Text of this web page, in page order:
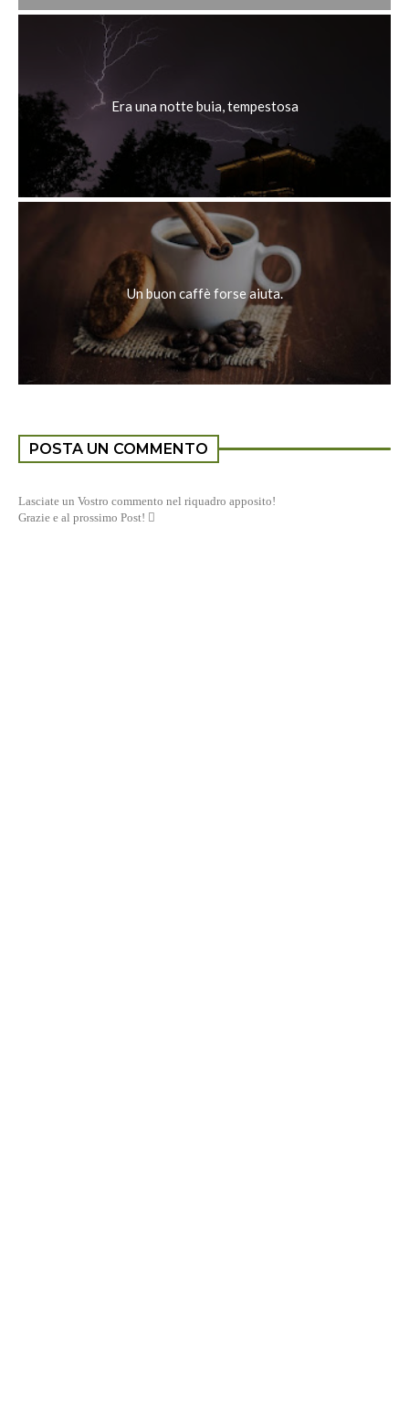
Era una notte buia, tempestosa
Un buon caffè forse aiuta.
POSTA UN COMMENTO
Lasciate un Vostro commento nel riquadro apposito!
Grazie e al prossimo Post! 